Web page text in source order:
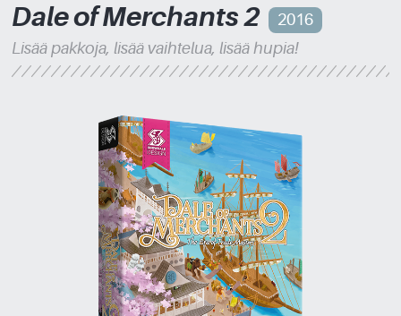
Dale of Merchants 2
2016
Lisää pakkoja, lisää vaihtelua, lisää hupia!